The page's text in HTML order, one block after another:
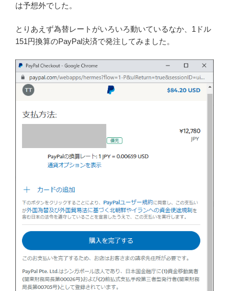
は予想外でした。
とりあえず為替レートがいろいろ動いているなか、1ドル
151円換算のPayPal決済で発注してみました。